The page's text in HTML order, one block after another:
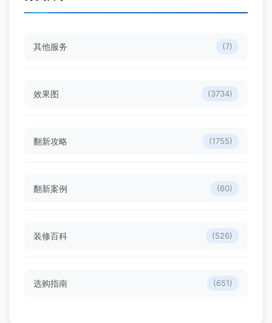
其他服务 (7)
效果图 (3734)
翻新攻略 (1755)
翻新案例 (60)
装修百科 (526)
选购指南 (651)